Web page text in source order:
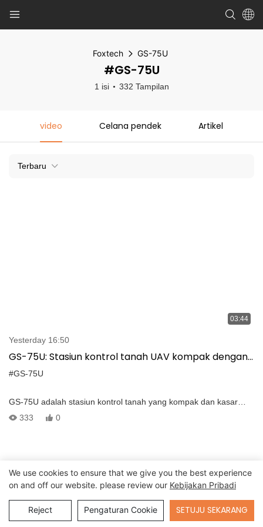
Foxtech GS-75U
#GS-75U
1 isi 332 Tampilan
video Celana pendek Artikel
Terbaru
03:44
Yesterday 16:50
GS-75U: Stasiun kontrol tanah UAV kompak dengan
antarmuka intuitif dan transmisi jarak jauh
#GS-75U
GS-75U adalah stasiun kontrol tanah yang kompak dan kasar
yang dirancang untuk UAV, yang memiliki antarmuka pengguna
mengendalikan misi. Komputer bawaan fitur prosesor Intel I7-
7500U, DDR4 16G dan 256G SSD, mendukung sistem Windows
7/Linux. -The dua 13,3 ＂FHD TFT LCD yang menampilkan
resolusi 1920*1080 dan kecerahan 1000nits dapat menampilkan
333 0
Send Inquiry
We use cookies to ensure that we give you the best experience
on and off our website. please review our Kebijakan Pribadi
Reject Pengaturan Cookie SETUJU SEKARANG